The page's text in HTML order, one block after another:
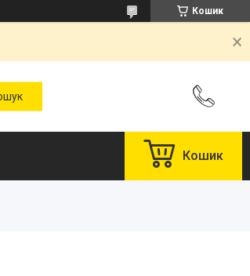
Кошик
Кошик